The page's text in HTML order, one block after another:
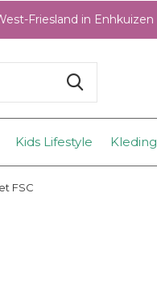
Kids Lifestyle Kleding
Friesland in Enhkuizen
FSC